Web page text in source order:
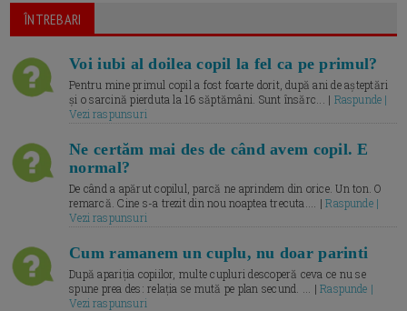
ÎNTREBARI
Voi iubi al doilea copil la fel ca pe primul?
Pentru mine primul copil a fost foarte dorit, după ani de așteptări
și o sarcină pierduta la 16 săptămâni. Sunt însărc... | Raspunde |
Vezi raspunsuri
Ne certăm mai des de când avem copil. E
normal?
De când a apărut copilul, parcă ne aprindem din orice. Un ton. O
remarcă. Cine s-a trezit din nou noaptea trecuta.... |Raspunde |
Vezi raspunsuri
Cum ramanem un cuplu, nu doar parinti
După apariția copiilor, multe cupluri descoperă ceva ce nu se
spune prea des: relația se mută pe plan secund. ... |Raspunde |
Vezi raspunsuri